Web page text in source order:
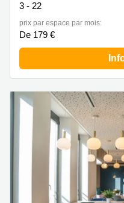
3 - 22
prix par espace par mois:
De 179 €